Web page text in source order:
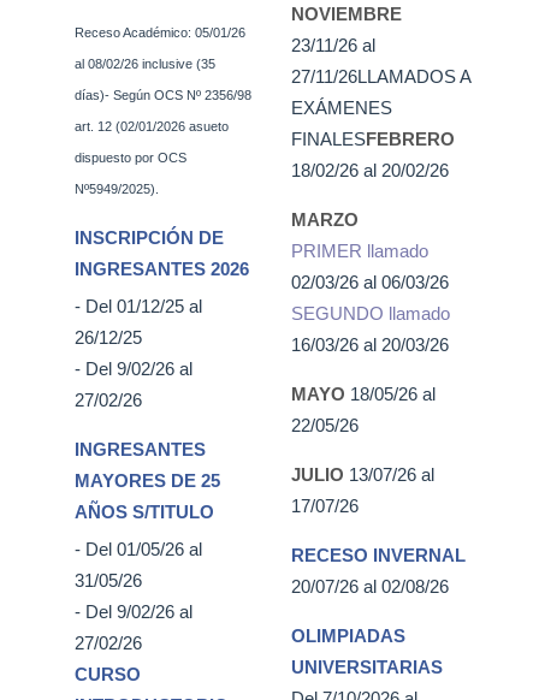
Receso Académico: 05/01/26
al 08/02/26 inclusive (35
días)- Según OCS Nº 2356/98
art. 12 (02/01/2026 asueto
dispuesto por OCS
Nº5949/2025).
INSCRIPCIÓN DE
INGRESANTES 2026
- Del 01/12/25 al
26/12/25
- Del 9/02/26 al
27/02/26
INGRESANTES
MAYORES DE 25
AÑOS S/TITULO
- Del 01/05/26 al
31/05/26
- Del 9/02/26 al
27/02/26
CURSO
NOVIEMBRE
23/11/26 al
27/11/26LLAMADOS A
EXÁMENES
FINALESFEBRERO
18/02/26 al 20/02/26
MARZO
PRIMER llamado
02/03/26 al 06/03/26
SEGUNDO llamado
16/03/26 al 20/03/26
MAYO 18/05/26 al
22/05/26
JULIO 13/07/26 al
17/07/26
RECESO INVERNAL
20/07/26 al 02/08/26
OLIMPIADAS
UNIVERSITARIAS